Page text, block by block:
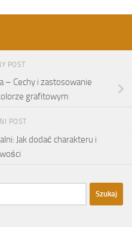
POST
– Cechy i zastosowanie
grafitowym
POST
Jak dodać charakteru i